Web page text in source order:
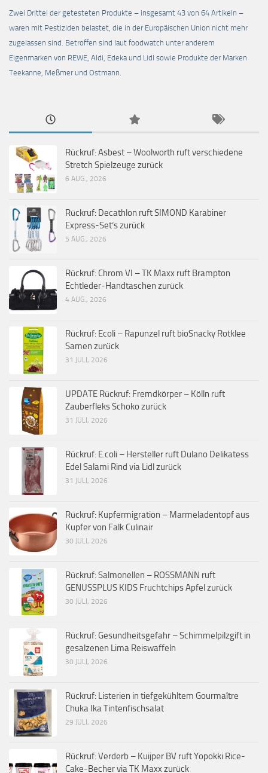
Zwei Drittel der getesteten Produkte – insgesamt 43 von 64 Artikeln –
waren mit Pestiziden belastet, die in der Europäischen Union nicht mehr
zugelassen sind. Betroffen sind laut foodwatch unter anderem
Eigenmarken von REWE, Aldi, Edeka und Lidl sowie Produkte der Marken
Teekanne, Meßmer und Ostmann.
Rückruf: Asbest – Woolworth ruft verschiedene
Stretch Spielzeuge zurück
6 AUG., 2026
Rückruf: Decathlon ruft SIMOND Karabiner
Express-Set’s zurück
5 AUG., 2026
Rückruf: Chrom VI – TK Maxx ruft Brampton
Echtleder-Handtaschen zurück
4 AUG., 2026
Rückruf: Ecoli – Rapunzel ruft bioSnacky Rotklee
Samen zurück
31 JULI, 2026
UPDATE Rückruf: Fremdkörper – Kölln ruft
Zauberfleks Schoko zurück
31 JULI, 2026
Rückruf: E.coli – Hersteller ruft Dulano Delikatess
Edel Salami Rind via Lidl zurück
31 JULI, 2026
Rückruf: Kupfermigration – Marmeladentopf aus
Kupfer von Falk Culinair
30 JULI, 2026
Rückruf: Salmonellen – ROSSMANN ruft
GENUSSPLUS KIDS Fruchtchips Apfel zurück
30 JULI, 2026
Rückruf: Gesundheitsgefahr – Schimmelpilzgift in
gesalzenen Lima Reiswaffeln
30 JULI, 2026
Rückruf: Listerien in tiefgekühltem Gourmaître
Chuka Ika Tintenfischsalat
29 JULI, 2026
Rückruf: Verderb – Kuijper BV ruft Yopokki Rice-
Cake-Becher via TK Maxx zurück